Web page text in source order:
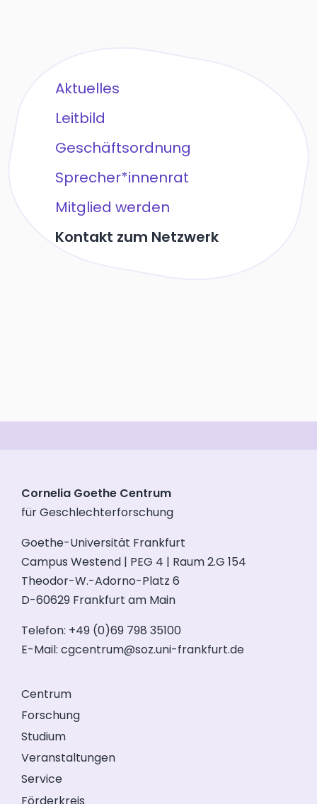
Aktuelles
Leitbild
Geschäftsordnung
Sprecher*innenrat
Mitglied werden
Kontakt zum Netzwerk
Cornelia Goethe Centrum
für Geschlechterforschung
Goethe-Universität Frankfurt
Campus Westend | PEG 4 | Raum 2.G 154
Theodor-W.-Adorno-Platz 6
D-60629 Frankfurt am Main
Telefon: +49 (0)69 798 35100
E-Mail: cgcentrum@soz.uni-frankfurt.de
Centrum
Forschung
Studium
Veranstaltungen
Service
Förderkreis